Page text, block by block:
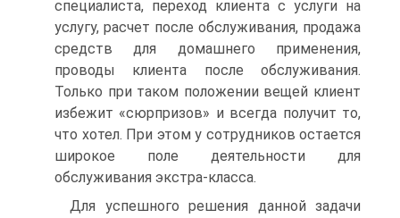
специалиста, переход клиента с услуги на
услугу, расчет после обслуживания, продажа
средств для домашнего применения,
проводы клиента после обслуживания.
Только при таком положении вещей клиент
избежит «сюрпризов» и всегда получит то,
что хотел. При этом у сотрудников остается
широкое поле деятельности для
обслуживания экстра-класса.
Для успешного решения данной задачи